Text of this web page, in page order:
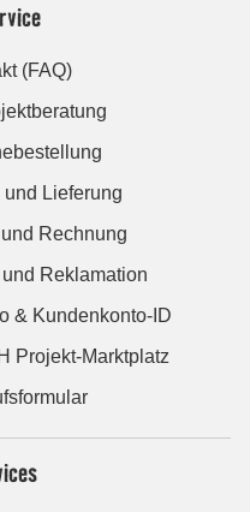
(FAQ)
und Lieferung
Rechnung
Reklamation
& Kundenkonto-ID
Projekt-Marktplatz